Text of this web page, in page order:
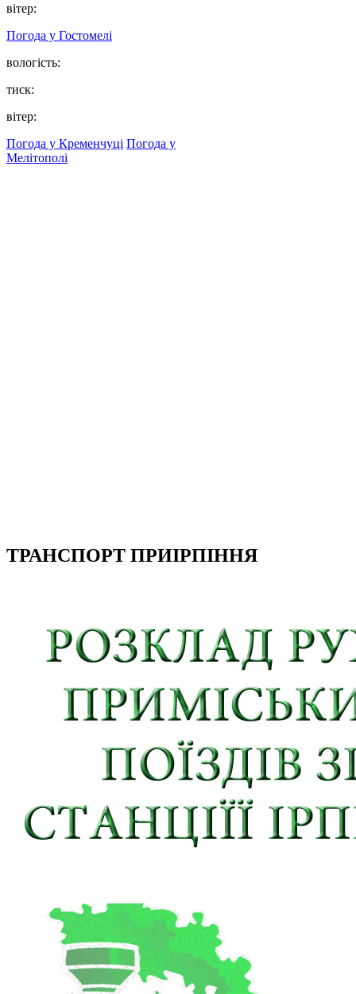
вітер:
Погода у Гостомелі
вологість:
тиск:
вітер:
Погода у Кременчуці Погода у
Мелітополі
ТРАНСПОРТ ПРИІРПІННЯ